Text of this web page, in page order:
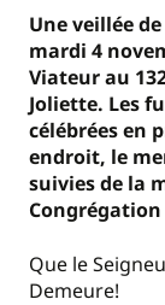
Une veillée
mardi 4
Viateur au
Joliette. Les
célébrées en
endroit, le
suivies de la
Que le
Demeure!